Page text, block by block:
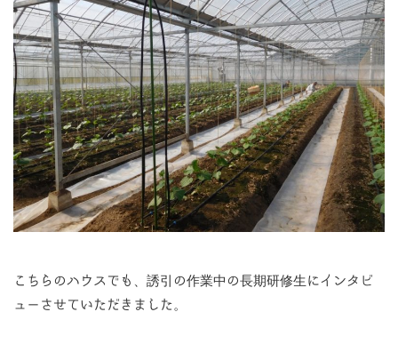
こちらのハウスでも、誘引の作業中の長期研修生にインタビ
ューさせていただきました。